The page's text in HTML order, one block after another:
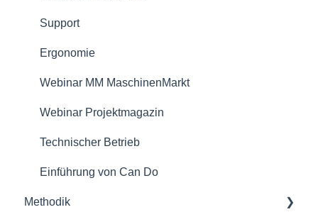
Support
Ergonomie
Webinar MM MaschinenMarkt
Webinar Projektmagazin
Technischer Betrieb
Einführung von Can Do
Methodik